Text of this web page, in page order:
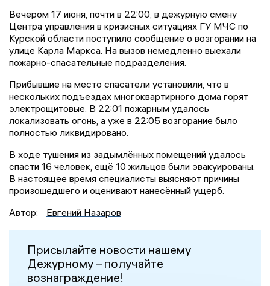
Вечером 17 июня, почти в 22:00, в дежурную смену
Центра управления в кризисных ситуациях ГУ МЧС по
Курской области поступило сообщение о возгорании на
улице Карла Маркса. На вызов немедленно выехали
пожарно-спасательные подразделения.
Прибывшие на место спасатели установили, что в
нескольких подъездах многоквартирного дома горят
электрощитовые. В 22:01 пожарным удалось
локализовать огонь, а уже в 22:05 возгорание было
полностью ликвидировано.
В ходе тушения из задымлённых помещений удалось
спасти 16 человек, ещё 10 жильцов были эвакуированы.
В настоящее время специалисты выясняют причины
произошедшего и оценивают нанесённый ущерб.
Автор:
Евгений Назаров
Присылайте новости нашему
Дежурному – получайте
вознаграждение!